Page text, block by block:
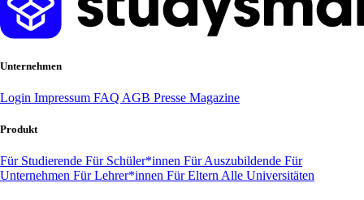
Unternehmen
Login Impressum FAQ AGB Presse Magazine
Produkt
Für Studierende Für Schüler*innen Für Auszubildende Für
Unternehmen Für Lehrer*innen Für Eltern Alle Universitäten